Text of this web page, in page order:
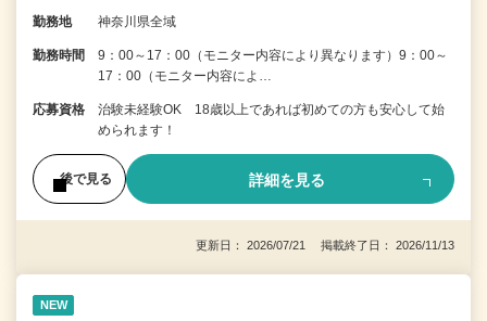
勤務地 神奈川県全域
勤務時間
9：00～17：00（モニター内容により異なります）9：00～
17：00（モニター内容によ…
応募資格
治験未経験OK 18歳以上であれば初めての方も安心して始
められます！
後で見る 詳細を見る
更新日： 2026/07/21 掲載終了日： 2026/11/13
NEW